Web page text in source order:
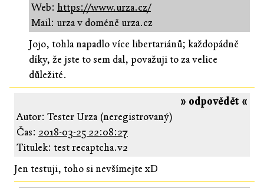
Web: https://www.urza.cz/
Mail: urza v doméně urza.cz
Jojo, tohla napadlo více libertariánů; každopádně
díky, že jste to sem dal, považuji to za velice
důležité.
» odpovědět «
Autor: Tester Urza (neregistrovaný)
Čas: 2018-03-25 22:08:27
Titulek: test recaptcha.v2
Jen testuji, toho si nevšímejte xD